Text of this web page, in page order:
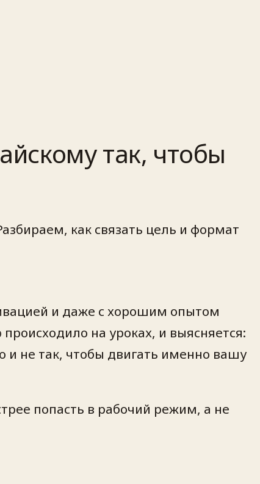
так, чтобы
как связать цель и формат
и даже с хорошим опытом
на уроках, и выясняется:
и не так, чтобы двигать именно вашу
попасть в рабочий режим, а не